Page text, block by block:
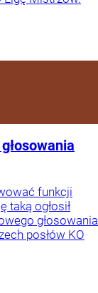
funkcji
taką ogłosił
głosowania
posłów KO